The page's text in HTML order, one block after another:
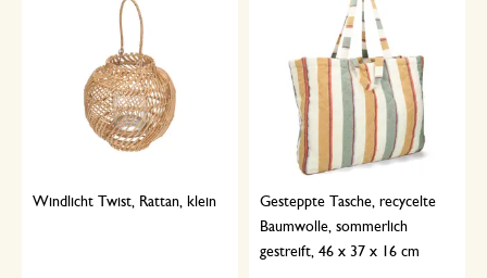
Windlicht Twist, Rattan, klein
Gesteppte Tasche, recycelte
Baumwolle, sommerlich
gestreift, 46 x 37 x 16 cm